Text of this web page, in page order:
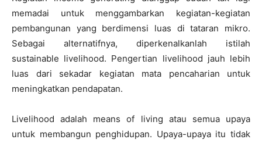
memadai untuk menggambarkan kegiatan-kegiatan
pembangunan yang berdimensi luas di tataran mikro.
Sebagai alternatifnya, diperkenalkanlah istilah
sustainable livelihood. Pengertian livelihood jauh lebih
luas dari sekadar kegiatan mata pencaharian untuk
meningkatkan pendapatan.
Livelihood adalah means of living atau semua upaya
untuk membangun penghidupan. Upaya-upaya itu tidak